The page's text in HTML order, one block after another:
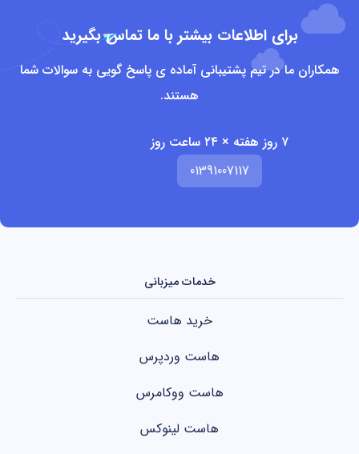
برای اطلاعات بیشتر با ما تماس بگیرید
همکاران ما در تیم پشتیبانی آماده ی پاسخ گویی به سوالات شما
هستند.
۷ روز هفته × ۲۴ ساعت روز
01391007117
خدمات میزبانی
خرید هاست
هاست وردپرس
هاست ووکامرس
هاست لینوکس